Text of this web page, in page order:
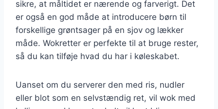
sikre, at måltidet er nærende og farverigt. Det
er også en god måde at introducere børn til
forskellige grøntsager på en sjov og lækker
måde. Wokretter er perfekte til at bruge rester,
så du kan tilføje hvad du har i køleskabet.
Uanset om du serverer den med ris, nudler
eller blot som en selvstændig ret, vil wok med